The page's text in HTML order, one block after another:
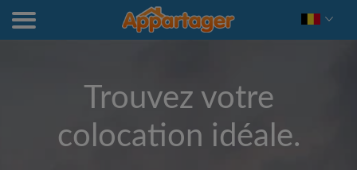
Trouvez votre
colocation idéale.